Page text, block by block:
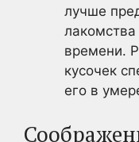
лучше
времени.
кусочек
его в